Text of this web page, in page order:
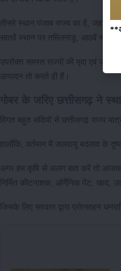
तीसरे स्थान पंजाब राज्य का है, जहां के
सातवें स्थान पर तमिलनाडु, आठवें स्थान
उपरोक्त समस्त राज्यों की मृदा एवं
उत्पादन तो करते ही हैं।
विगत बहुत सदियों से छत्तीसगढ़ राज्य
हालाँकि, वर्तमान में जलवायु बदलाव के
अगर हम कृषि से अलग बात करें तो आजकल
निर्मित कीटनाशक, ऑर्गेनिक पेंट, खाद,
जिसके लिए सरकार द्वारा प्रोत्साहन